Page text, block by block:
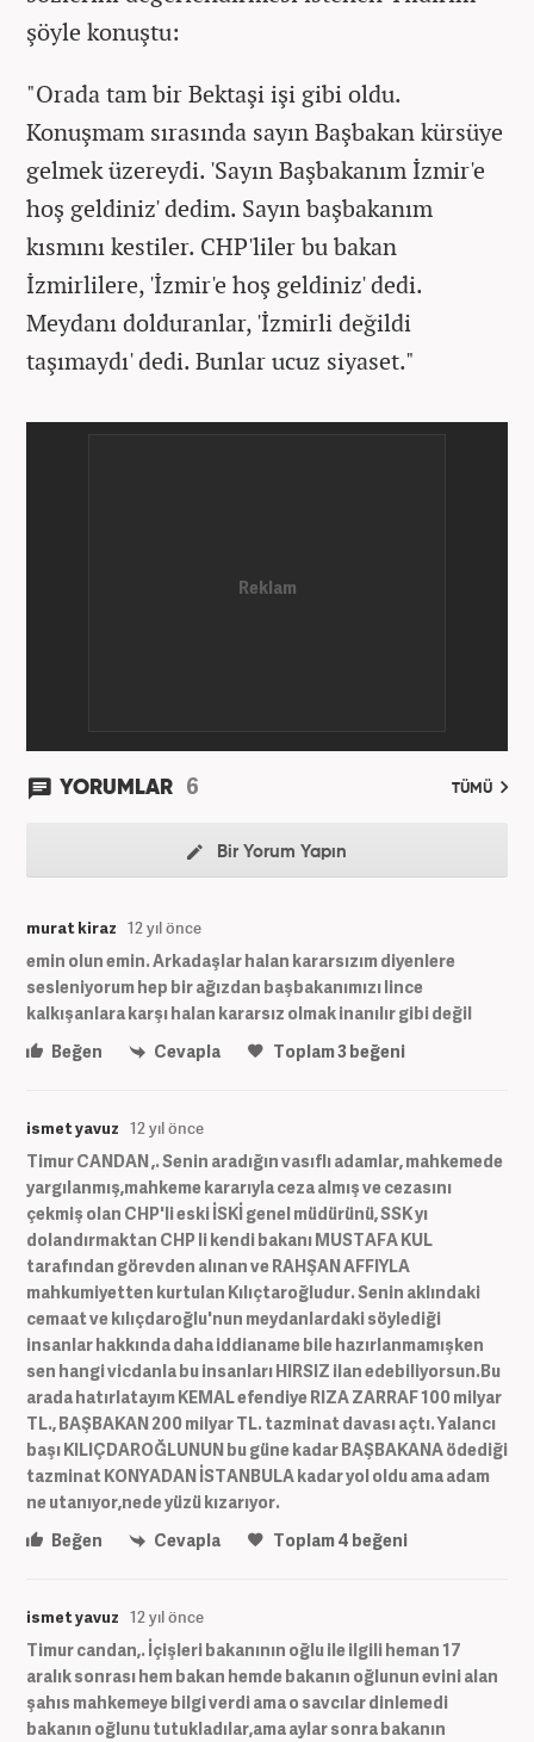
şöyle konuştu:
"Orada tam bir Bektaşi işi gibi oldu.
Konuşmam sırasında sayın Başbakan kürsüye
gelmek üzereydi. 'Sayın Başbakanım İzmir'e
hoş geldiniz' dedim. Sayın başbakanım
kısmını kestiler. CHP'liler bu bakan
İzmirlilere, 'İzmir'e hoş geldiniz' dedi.
Meydanı dolduranlar, 'İzmirli değildi
taşımaydı' dedi. Bunlar ucuz siyaset."
YORUMLAR 6 TÜMÜ
Bir Yorum Yapın
murat kiraz 12 yıl önce
emin olun emin. Arkadaşlar halan kararsızım diyenlere
sesleniyorum hep bir ağızdan başbakanımızı lince
kalkışanlara karşı halan kararsız olmak inanılır gibi değil
Beğen
Cevapla Toplam3beğeni
ismet yavuz 12 yıl önce
Timur CANDAN ,. Senin aradığın vasıflı adamlar, mahkemede
yargılanmış,mahkeme kararıyla ceza almış ve cezasını
çekmiş olan CHP'li eski İSKİ genel müdürünü, SSK yı
dolandırmaktan CHP li kendi bakanı MUSTAFA KUL
tarafından görevden alınan ve RAHŞAN AFFIYLA
mahkumiyetten kurtulan Kılıçtaroğludur. Senin aklındaki
cemaat ve kılıçdaroğlu'nun meydanlardaki söylediği
insanlar hakkında daha iddianame bile hazırlanmamışken
sen hangi vicdanla bu insanları HIRSIZ ilan edebiliyorsun.Bu
arada hatırlatayım KEMAL efendiye RIZA ZARRAF 100 milyar
TL., BAŞBAKAN 200 milyar TL. tazminat davası açtı. Yalancı
başı KILIÇDAROĞLUNUN bu güne kadar BAŞBAKANA ödediği
tazminat KONYADAN İSTANBULA kadar yol oldu ama adam
ne utanıyor,nede yüzü kızarıyor.
Beğen
Cevapla Toplam4 beğeni
ismet yavuz 12 yıl önce
Timur candan,. İçişleri bakanının oğlu ile ilgili heman 17
aralık sonrası hem bakan hemde bakanın oğlunun evini alan
şahıs mahkemeye bilgi verdi ama o savcılar dinlemedi
bakanın oğlunu tutukladılar,ama aylar sonra bakanın